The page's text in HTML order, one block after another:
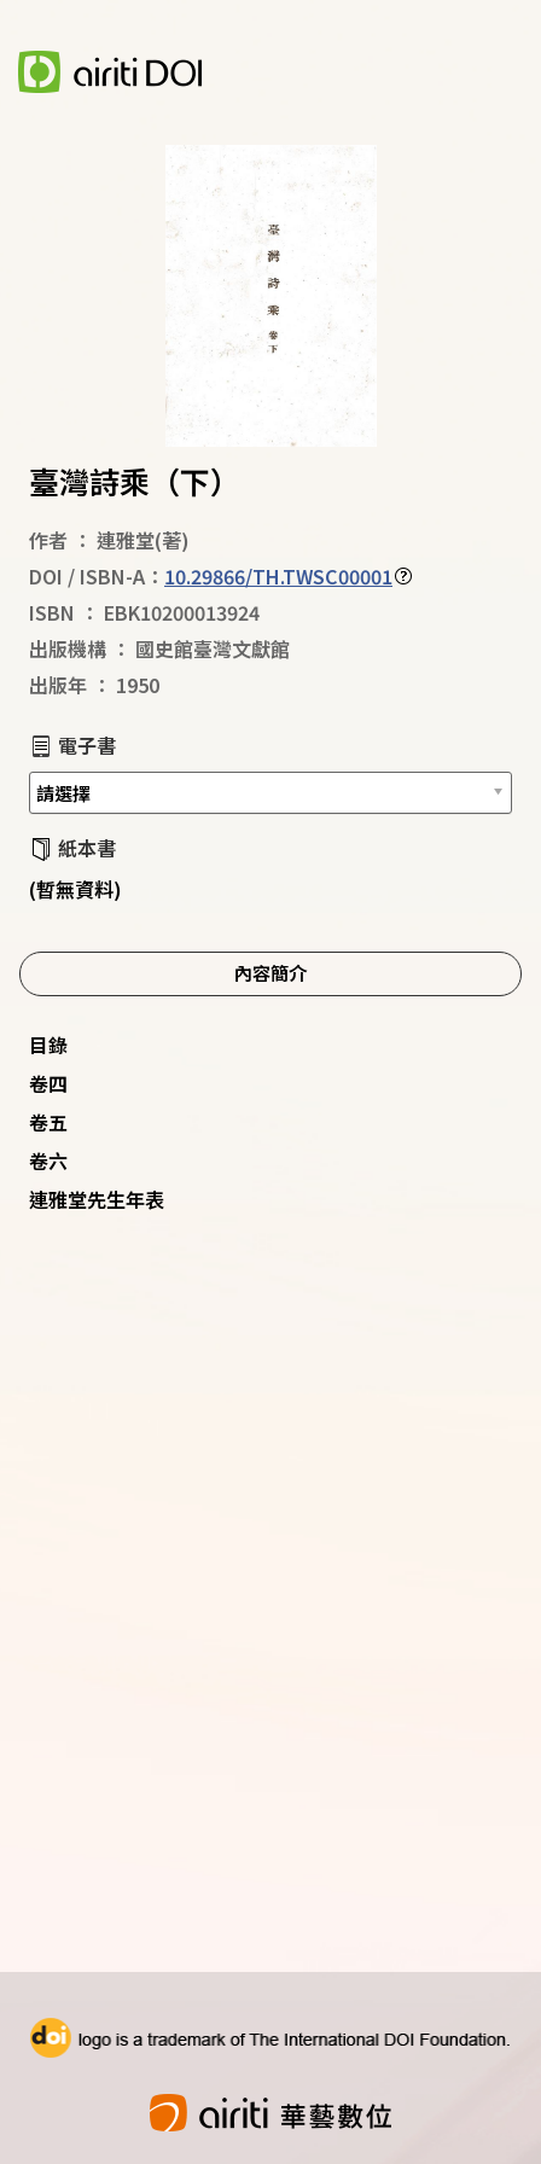
臺灣詩乘（下）
作者 ： 連雅堂(著)
DOI / ISBN-A： 10.29866/TH.TWSC00001
ISBN ： EBK10200013924
出版機構 ： 國史館臺灣文獻館
出版年 ： 1950
電子書
紙本書
(暫無資料)
內容簡介
目錄
卷四
卷五
卷六
連雅堂先生年表